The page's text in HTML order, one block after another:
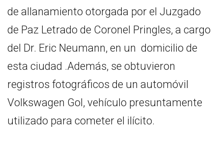
de allanamiento otorgada por el Juzgado
de Paz Letrado de Coronel Pringles, a cargo
del Dr. Eric Neumann, en un domicilio de
esta ciudad .Además, se obtuvieron
registros fotográficos de un automóvil
Volkswagen Gol, vehículo presuntamente
utilizado para cometer el ilícito.